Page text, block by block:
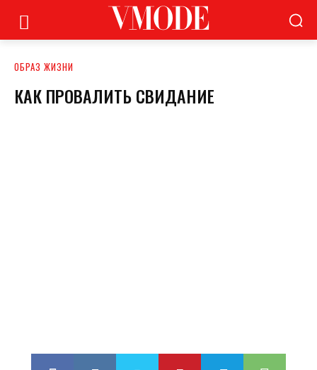
ОБРАЗ ЖИЗНИ
КАК ПРОВАЛИТЬ СВИДАНИЕ